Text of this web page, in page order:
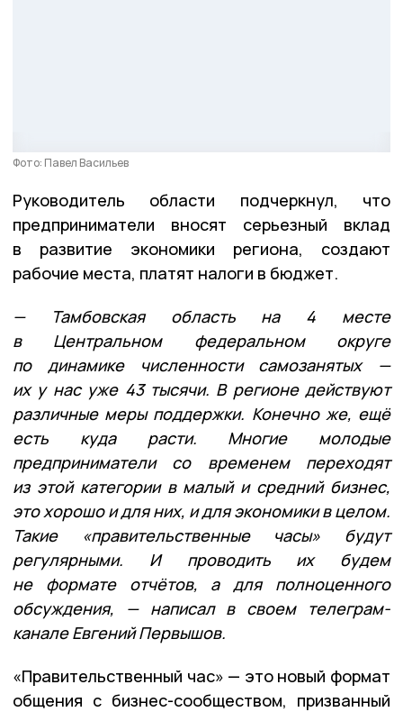
Фото: Павел Васильев
Руководитель области подчеркнул, что
предприниматели вносят серьезный вклад
в развитие экономики региона, создают
рабочие места, платят налоги в бюджет.
— Тамбовская область на 4 месте
в Центральном федеральном округе
по динамике численности самозанятых —
их у нас уже 43 тысячи. В регионе действуют
различные меры поддержки. Конечно же, ещё
есть куда расти. Многие молодые
предприниматели со временем переходят
из этой категории в малый и средний бизнес,
это хорошо и для них, и для экономики в целом.
Такие «правительственные часы» будут
регулярными. И проводить их будем
не формате отчётов, а для полноценного
обсуждения, — написал в своем телеграм-
канале Евгений Первышов.
«Правительственный час» — это новый формат
общения с бизнес-сообществом, призванный